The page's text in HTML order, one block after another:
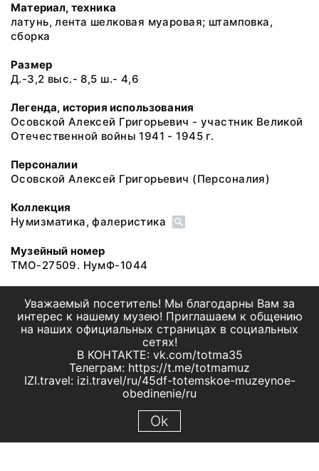
Материал, техника
латунь, лента шелковая муаровая; штамповка,
сборка
Размер
Д.-3,2 выс.- 8,5 ш.- 4,6
Легенда, история использования
Осовской Алексей Григорьевич - участник Великой
Отечественной войны 1941 - 1945 г.
Персоналии
Осовской Алексей Григорьевич (Персоналия)
Коллекция
Нумизматика, фалеристика
Музейный номер
ТМО-27509. НумФ-1044
Уважаемый посетитель! Мы благодарны Вам за
интерес к нашему музею! Приглашаем к общению
на наших официальных страницах в социальных
сетях!
В КОНТАКТЕ: vk.com/totma35
Телеграм: https://t.me/totmamuz
IZI.travel: izi.travel/ru/45df-totemskoe-muzeynoe-
obedinenie/ru
Ok